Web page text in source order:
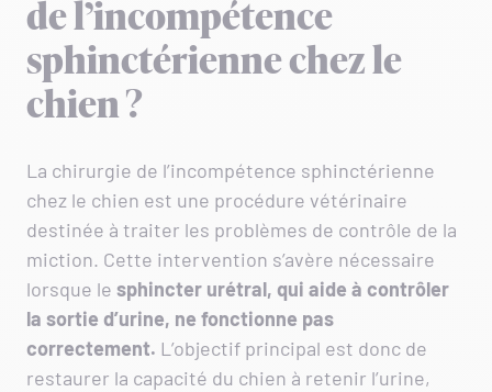
de l’incompétence
sphinctérienne chez le
chien ?
La chirurgie de l’incompétence sphinctérienne
chez le chien est une procédure vétérinaire
destinée à traiter les problèmes de contrôle de la
miction. Cette intervention s’avère nécessaire
lorsque le sphincter urétral, qui aide à contrôler
la sortie d’urine, ne fonctionne pas
correctement. L’objectif principal est donc de
restaurer la capacité du chien à retenir l’urine,